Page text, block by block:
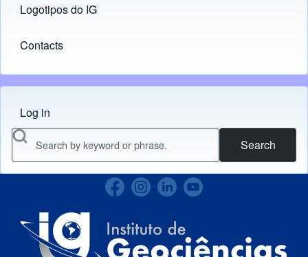
Logotipos do IG
(opens in new tab)
Contacts
Menu do usuário
Log in
Search